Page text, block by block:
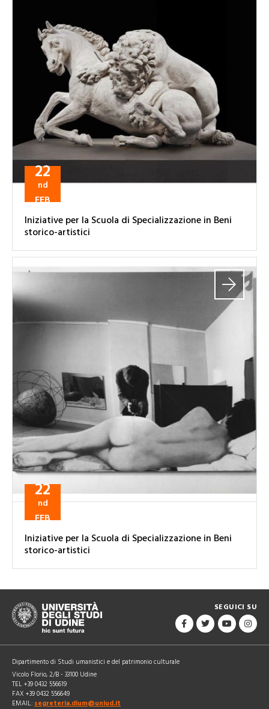
22
nd
FEB
Iniziative per la Scuola di Specializzazione in Beni
storico-artistici
22
nd
FEB
Iniziative per la Scuola di Specializzazione in Beni
storico-artistici
SEGUICI SU
Dipartimento di Studi umanistici e del patrimonio culturale
Vicolo Florio, 2/B - 33100 Udine
TEL +39 0432 556619
FAX +39 0432 556649
EMAIL: segreteria.dium@uniud.it